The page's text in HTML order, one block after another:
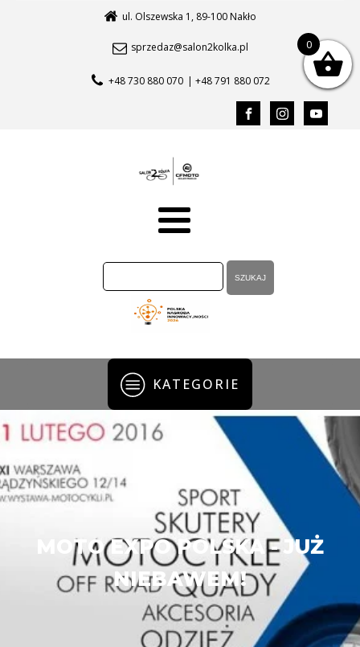
ul. Olszewska 1, 89-100 Nakło
sprzedaz@salon2kolka.pl
+48 730 880 070 | +48 791 880 072
KATEGORIE
MOTO EXPO POLSKA - JUŻ
NIEBAWEM!
0